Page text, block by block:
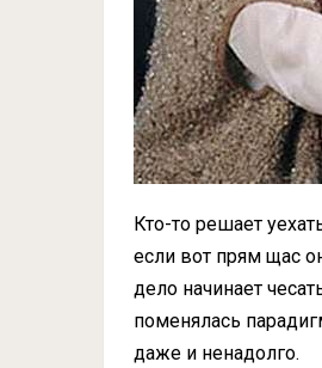
Кто-то решает
если вот прям щас
дело начинает
поменялась
даже и ненадолго.